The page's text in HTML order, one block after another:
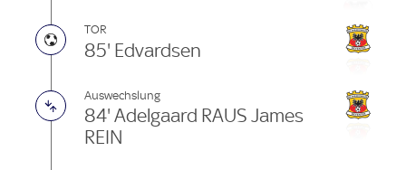
TOR
85' Edvardsen
Auswechslung
84' Adelgaard RAUS James
REIN